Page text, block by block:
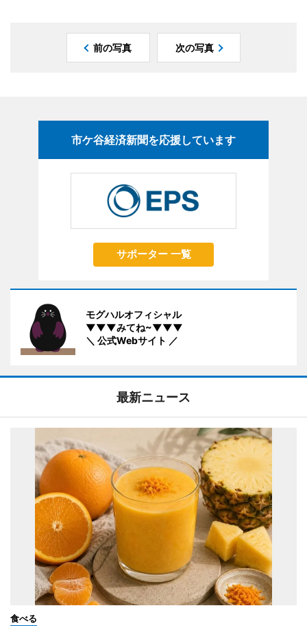
前の写真 次の写真
市ケ谷経済新聞を応援しています
サポーター 一覧
モグハルオフィシャル
▼▼▼みてね~▼▼▼
＼ 公式Webサイト ／
最新ニュース
食べる